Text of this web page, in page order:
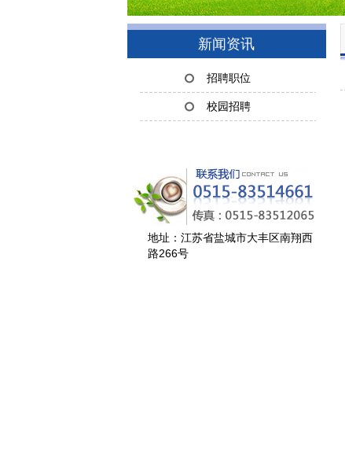
新闻资讯
招聘职位
校园招聘
地址：江苏省盐城市大丰区南翔西
路266号